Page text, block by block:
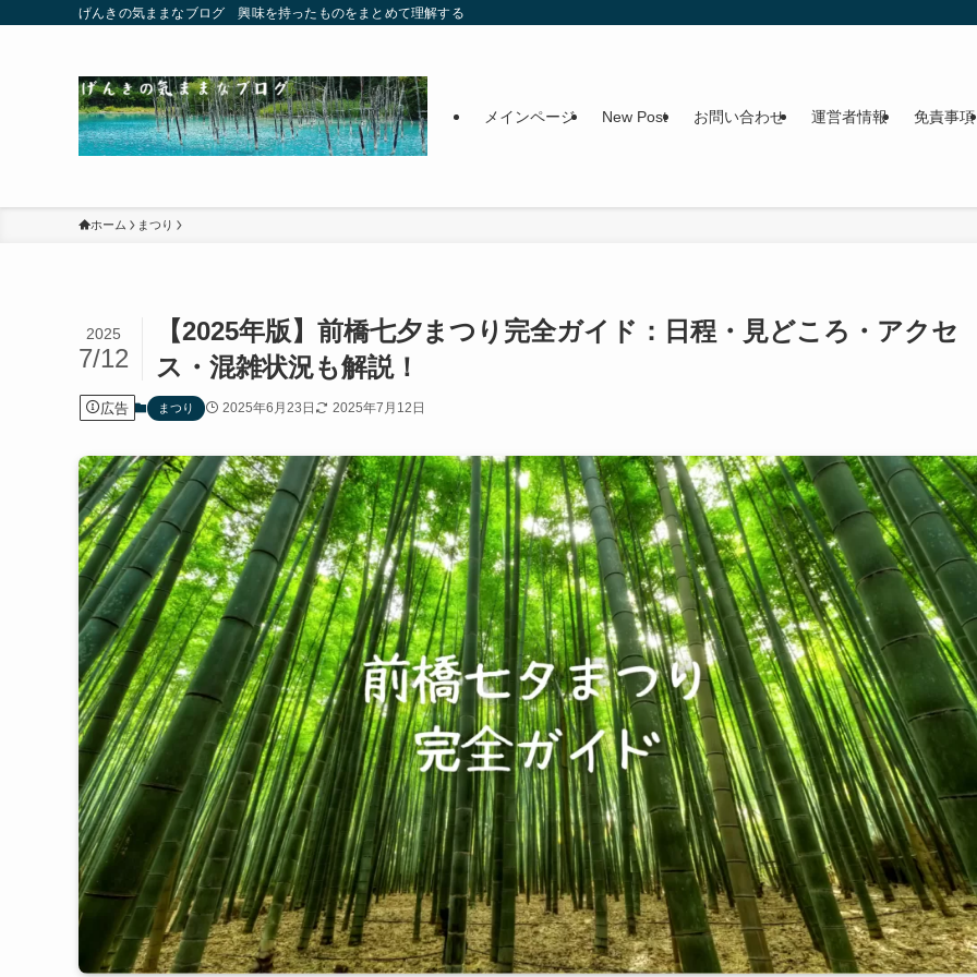
げんきの気ままなブログ 興味を持ったものをまとめて理解する
メインページ New Post お問い合わせ 運営者情報 免責事項
ホーム まつり
【2025年版】前橋七夕まつり完全ガイド：日程・見どころ・アクセ
ス・混雑状況も解説！
2025
7/12
広告 まつり 2025年6月23日 2025年7月12日